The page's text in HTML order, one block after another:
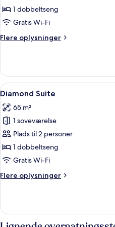
Suite1 dobbeltseng
Gratis Wi-Fi
Flere oplysninger
Flere
Suite
Indlæs
alle
billeder
af
Diamond
Suite
1
Diamond Suite
65 m²
1 soveværelse
Plads til 2 personer
1 dobbeltseng
Gratis Wi-Fi
Flere oplysninger
Flere
Suite